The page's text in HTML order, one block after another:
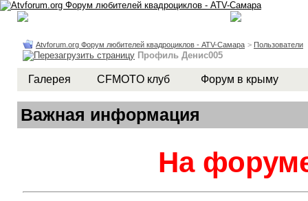
Atvforum.org Форум любителей квадроциклов - ATV-Самара > Пользователи
Профиль Денис005
Галерея CFMOTO клуб Форум в крыму
Важная информация
На